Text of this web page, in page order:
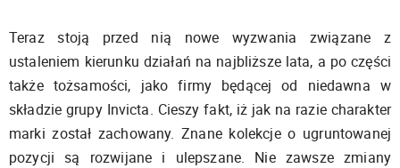
Teraz stoją przed nią nowe wyzwania związane z
ustaleniem kierunku działań na najbliższe lata, a po części
także tożsamości, jako firmy będącej od niedawna w
składzie grupy Invicta. Cieszy fakt, iż jak na razie charakter
marki został zachowany. Znane kolekcje o ugruntowanej
pozycji są rozwijane i ulepszane. Nie zawsze zmiany